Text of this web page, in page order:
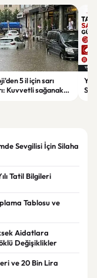
5 il için sarı
Kuvvetli sağanak
Sevgilisi İçin Silaha
Tatil Bilgileri
Tablosu ve
Aidatlara
Değişiklikler
ve 20 Bin Lira